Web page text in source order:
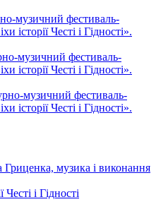
музичний фестиваль-
історії Честі і Гідності».
музичний фестиваль-
історії Честі і Гідності».
музичний фестиваль-
історії Честі і Гідності».
музика і виконання
і Гідності